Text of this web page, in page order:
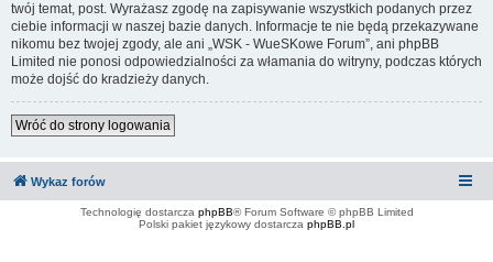
twój temat, post. Wyrażasz zgodę na zapisywanie wszystkich podanych przez
ciebie informacji w naszej bazie danych. Informacje te nie będą przekazywane
nikomu bez twojej zgody, ale ani „WSK - WueSKowe Forum”, ani phpBB
Limited nie ponosi odpowiedzialności za włamania do witryny, podczas których
może dojść do kradzieży danych.
Wróć do strony logowania
Wykaz forów
Technologię dostarcza phpBB® Forum Software © phpBB Limited
Polski pakiet językowy dostarcza phpBB.pl